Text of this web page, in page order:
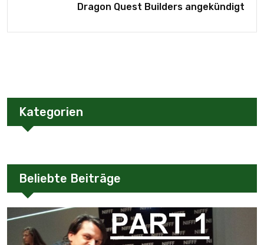
Dragon Quest Builders angekündigt
Kategorien
Beliebte Beiträge